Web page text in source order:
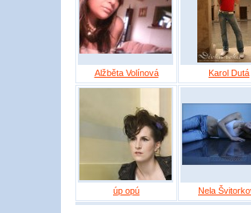
Alžběta Volínová Karol Dutá
úp opú Nela